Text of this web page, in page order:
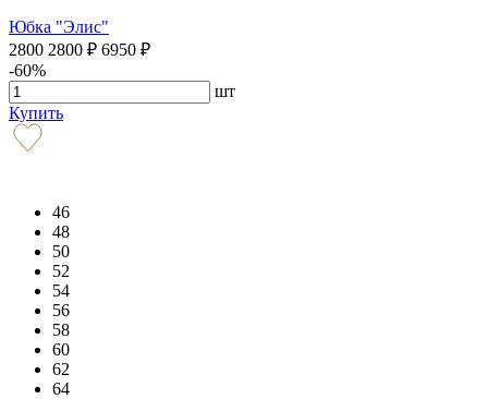
Юбка "Элис"
2800 2800 ₽ 6950 ₽
-60%
шт
Купить
46
48
50
52
54
56
58
60
62
64